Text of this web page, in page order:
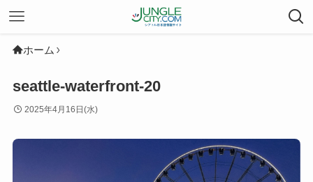
ホーム
seattle-waterfront-20
2025年4月16日(水)